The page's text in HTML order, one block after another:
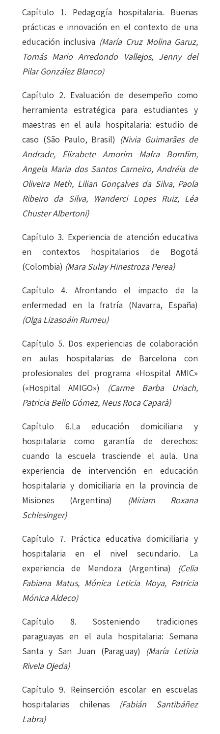
Capítulo 1. Pedagogía hospitalaria. Buenas
prácticas e innovación en el contexto de una
educación inclusiva (María Cruz Molina Garuz,
Tomás Mario Arredondo Vallejos, Jenny del
Pilar González Blanco)
Capítulo 2. Evaluación de desempeño como
herramienta estratégica para estudiantes y
maestras en el aula hospitalaria: estudio de
caso (São Paulo, Brasil) (Nivia Guimarães de
Andrade, Elizabete Amorim Mafra Bomfim,
Angela Maria dos Santos Carneiro, Andréia de
Oliveira Meth, Lilian Gonçalves da Silva, Paola
Ribeiro da Silva, Wanderci Lopes Ruiz, Léa
Chuster Albertoni)
Capítulo 3. Experiencia de atención educativa
en contextos hospitalarios de Bogotá
(Colombia) (Mara Sulay Hinestroza Perea)
Capítulo 4. Afrontando el impacto de la
enfermedad en la fratría (Navarra, España)
(Olga Lizasoáin Rumeu)
Capítulo 5. Dos experiencias de colaboración
en aulas hospitalarias de Barcelona con
profesionales del programa «Hospital AMIC»
(«Hospital AMIGO») (Carme Barba Uriach,
Patricia Bello Gómez, Neus Roca Caparà)
Capítulo 6.La educación domiciliaria y
hospitalaria como garantía de derechos:
cuando la escuela trasciende el aula. Una
experiencia de intervención en educación
hospitalaria y domiciliaria en la provincia de
Misiones (Argentina) (Miriam Roxana
Schlesinger)
Capítulo 7. Práctica educativa domiciliaria y
hospitalaria en el nivel secundario. La
experiencia de Mendoza (Argentina) (Celia
Fabiana Matus, Mónica Leticia Moya, Patricia
Mónica Aldeco)
Capítulo 8. Sosteniendo tradiciones
paraguayas en el aula hospitalaria: Semana
Santa y San Juan (Paraguay) (María Letizia
Rivela Ojeda)
Capítulo 9. Reinserción escolar en escuelas
hospitalarias chilenas (Fabián Santibáñez
Labra)